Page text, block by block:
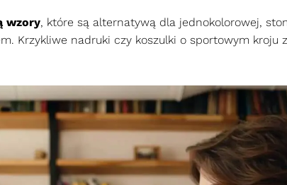
wzory, które są alternatywą dla jednokolorowej,
Krzykliwe nadruki czy koszulki o sportowym kroju